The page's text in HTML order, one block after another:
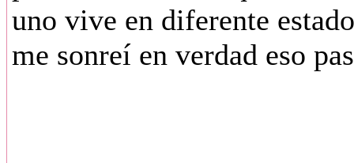
uno vive en diferente
me sonreí en verdad eso